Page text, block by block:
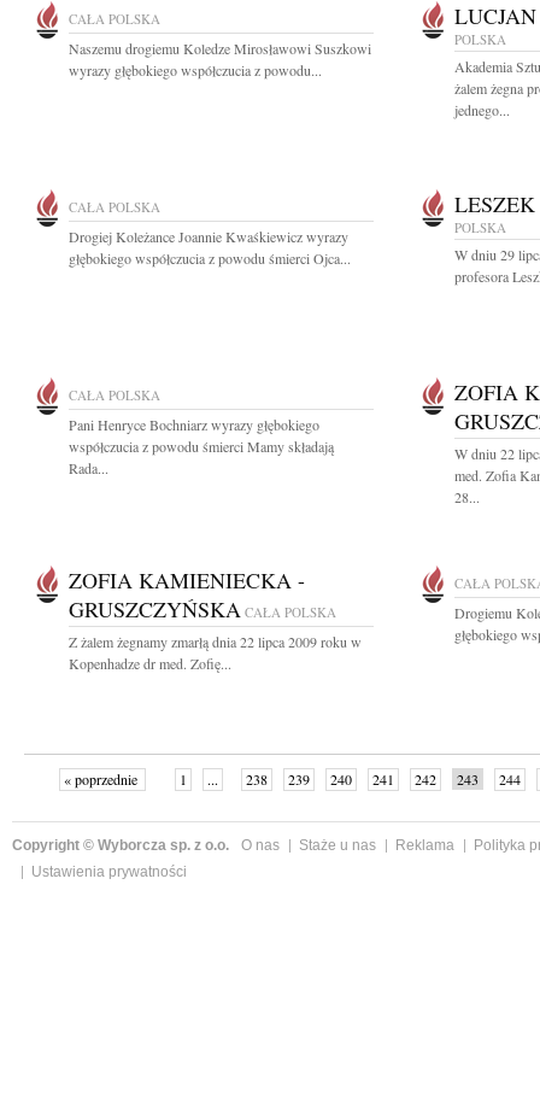
CAŁA POLSKA
Naszemu drogiemu Koledze Mirosławowi Suszkowi
wyrazy głębokiego współczucia z powodu...
POLSKA
Akademia
żalem żegna
jednego...
CAŁA POLSKA
Drogiej Koleżance Joannie Kwaśkiewicz wyrazy
głębokiego współczucia z powodu śmierci Ojca...
POLSKA
W dniu 29
profesora
CAŁA POLSKA
Pani Henryce Bochniarz wyrazy głębokiego
współczucia z powodu śmierci Mamy składają
Rada...
ZOFIA
W dniu 22
med. Zofia
28...
ZOFIA KAMIENIECKA -
GRUSZCZYŃSKA CAŁA POLSKA
Z żalem żegnamy zmarłą dnia 22 lipca 2009 roku w
Kopenhadze dr med. Zofię...
CAŁA
Drogiemu
głębokiego
« poprzednie 1 ... 238 239 240 241 242 243
244
Copyright © Wyborcza sp. z o.o. O nas Staże u nas Reklama
Polityka
Ustawienia prywatności